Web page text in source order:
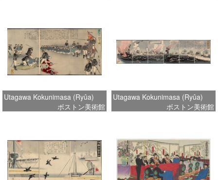
Utagawa Kokunimasa (Ryûa)
ボストン美術館
Utagawa Kokunimasa (Ryûa)
ボストン美術館